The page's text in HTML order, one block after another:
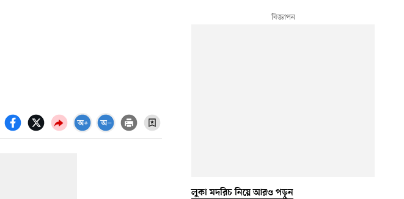
লুকা মদরিচ নিয়ে আরও পড়ুন